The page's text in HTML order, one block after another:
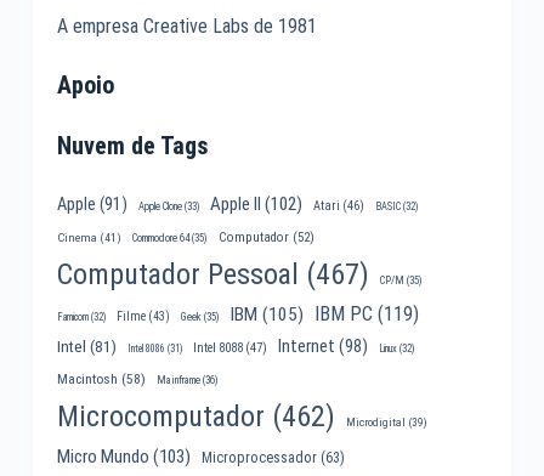
A empresa Creative Labs de 1981
Apoio
Nuvem de Tags
Apple (91) Apple Clone(33) Apple II (102) Atari (46) BASIC(32)
Cinema (41) Commodore 64(35) Computador(52)
Computador Pessoal (467) CP/M (35)
Famicom(32) Filme(43) Geek(35) IBM (105) IBM PC (119)
Intel (81) Intel 8086 (31) Intel 8088(47) Internet (98) Linux(32)
Macintosh (58) Mainframe(36)
Microcomputador (462) Microdigital (39)
Micro Mundo (103) Microprocessador(63)